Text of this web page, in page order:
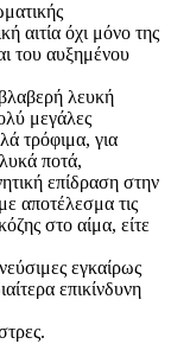
αιτία όχι μόνο της
του αυξημένου
λευκή
μεγάλες
τρόφιμα, για
ποτά,
επίδραση στην
αποτέλεσμα τις
στο αίμα, είτε
εγκαίρως
επικίνδυνη